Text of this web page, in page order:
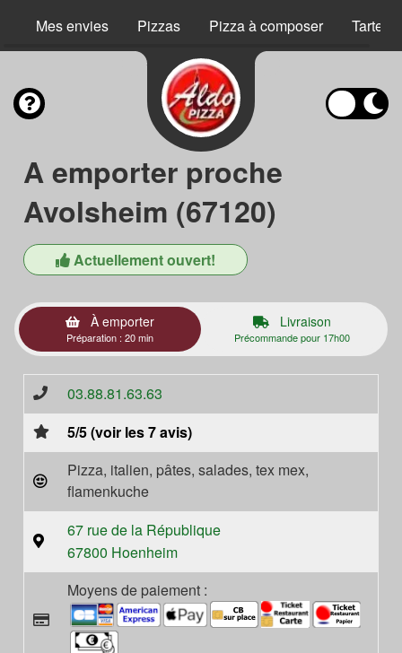
Mes envies Pizzas Pizza à composer Tartes
A emporter proche
Avolsheim (67120)
Actuellement ouvert!
À emporter
Préparation : 20 min
Livraison
Précommande pour 17h00
03.88.81.63.63
5/5 (voir les 7 avis)
Pizza, italien, pâtes, salades, tex mex,
flamenkuche
67 rue de la République
67800 Hoenheim
Moyens de paiement :